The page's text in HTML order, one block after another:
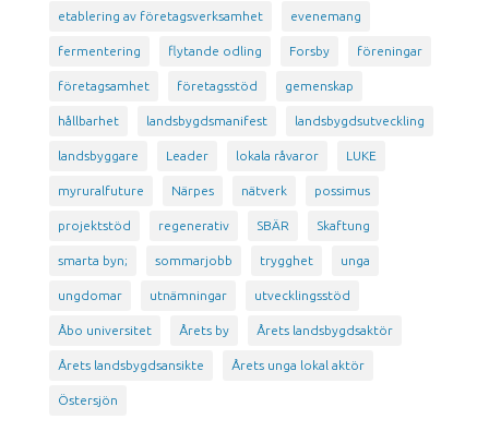
etablering av företagsverksamhet evenemang
fermentering flytande odling Forsby föreningar
företagsamhet företagsstöd gemenskap
hållbarhet landsbygdsmanifest landsbygdsutveckling
landsbyggare Leader lokala råvaror LUKE
myruralfuture Närpes nätverk possimus
projektstöd regenerativ SBÄR Skaftung
smarta byn; sommarjobb trygghet unga
ungdomar utnämningar utvecklingsstöd
Åbo universitet Årets by Årets landsbygdsaktör
Årets landsbygdsansikte Årets unga lokal aktör
Östersjön